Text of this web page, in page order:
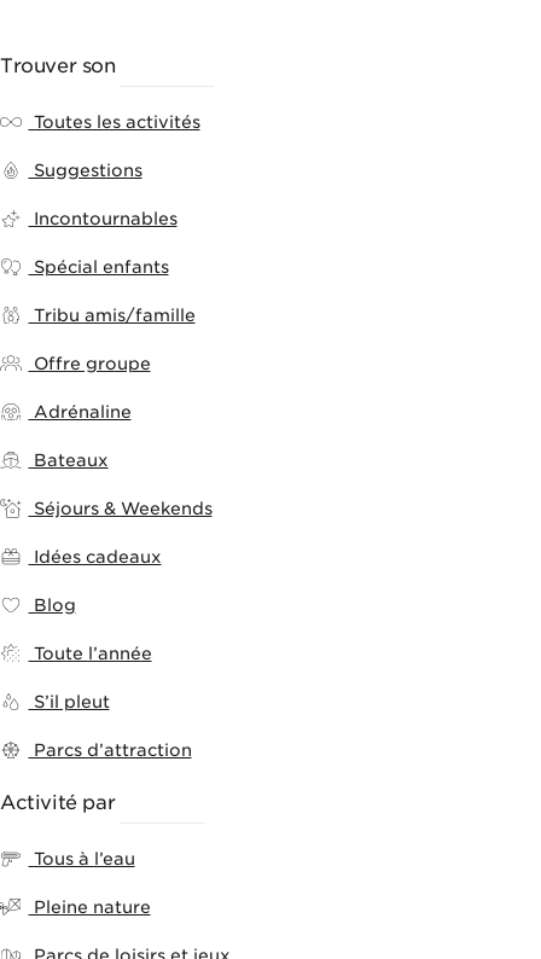
Trouver son
Toutes les activités
Suggestions
Incontournables
Spécial enfants
Tribu amis/famille
Offre groupe
Adrénaline
Bateaux
Séjours & Weekends
Idées cadeaux
Blog
Toute l’année
S’il pleut
Parcs d’attraction
Activité par
Tous à l’eau
Pleine nature